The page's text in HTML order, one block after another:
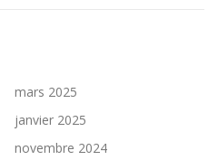
mars 2025
janvier 2025
novembre 2024